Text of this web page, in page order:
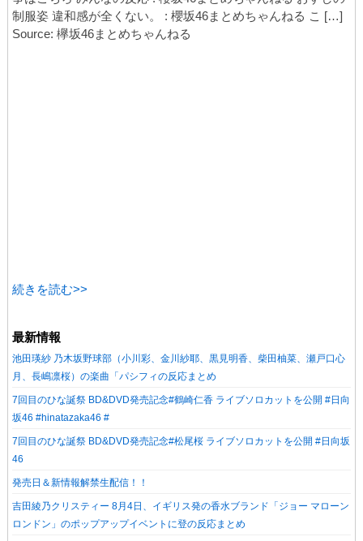
制服姿 違和感が全くない。 : 櫻坂46まとめちゃんねる こ […]
Source: 欅坂46まとめちゃんねる
続きを読む>>
最新情報
池田瑛紗 乃木坂野球部（小川彩、金川紗耶、黒見明香、柴田柚菜、瀬戸口心
月、長嶋凛桜）の楽曲「パシフィの反応まとめ
7回目のひな誕祭 BD&DVD発売記念#鶴崎仁香 ライブソロカットを公開 #日向
坂46 #hinatazaka46 #
7回目のひな誕祭 BD&DVD発売記念#松尾桜 ライブソロカットを公開 #日向坂
46
発売日＆新情報解禁生配信！！
吉田綾乃クリスティー 8月4日、イギリス発の香水ブランド「ジョー マローン
ロンドン」のポップアップイベントに登の反応まとめ